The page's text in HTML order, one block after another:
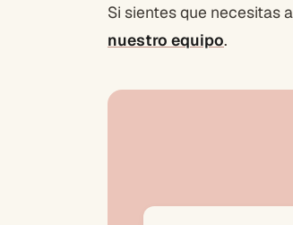
Si sientes que necesitas
nuestro equipo.